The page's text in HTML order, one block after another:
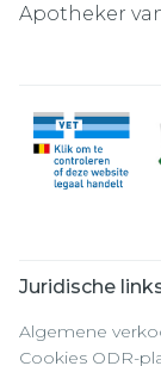
Apotheker
Juridische
Algemene
Cookies ODR-